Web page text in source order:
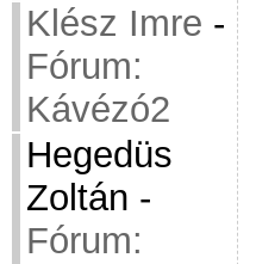
Klész Imre -
Fórum:
Kávézó2
Hegedüs
Zoltán -
Fórum: